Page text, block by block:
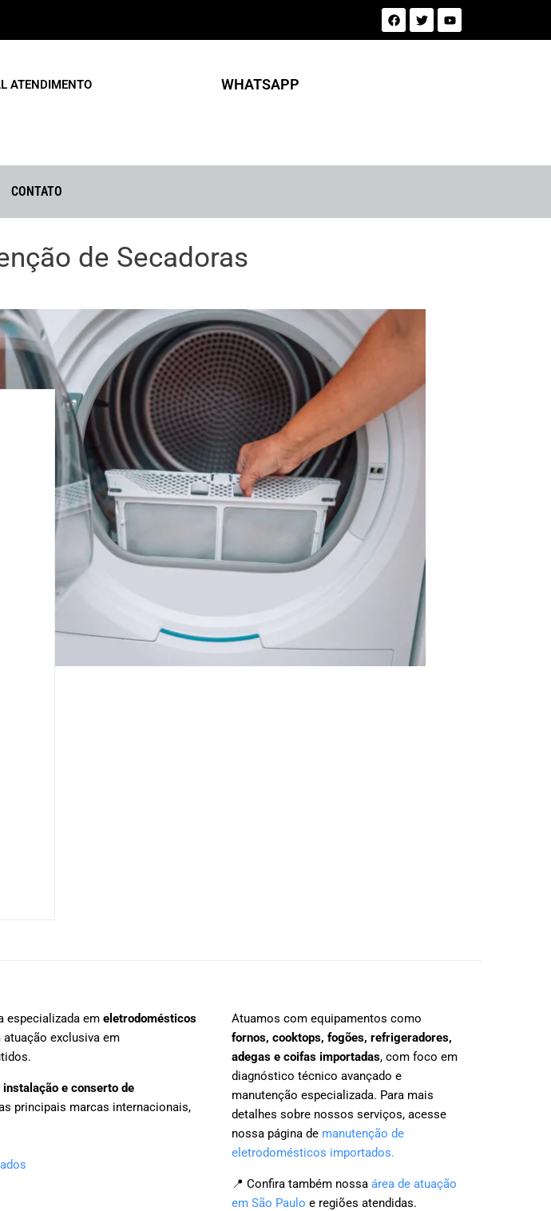
ATENDIMENTO WHATSAPP
CONTATO
de Secadoras
especializada em eletrodomésticos
atuação exclusiva em
instalação e conserto de
principais marcas internacionais,
Atuamos com equipamentos como
fornos, cooktops, fogões, refrigeradores,
adegas e coifas importadas, com foco em
diagnóstico técnico avançado e
manutenção especializada. Para mais
detalhes sobre nossos serviços, acesse
nossa página de manutenção de
eletrodomésticos importados.
📍 Confira também nossaárea de atuação
em São Paulo e regiões atendidas.